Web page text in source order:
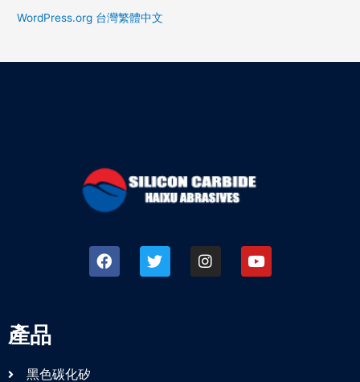
WordPress.org 台灣繁體中文
產品
黑色碳化矽